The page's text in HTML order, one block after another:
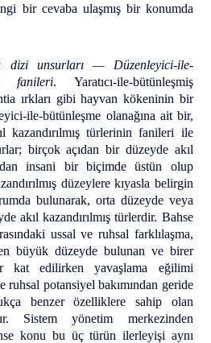
bir cevaba ulaşmış bir konumda
dizi unsurları — Düzenleyici-ile-
fanileri. Yaratıcı-ile-bütünleşmiş
ırkları gibi hayvan kökeninin bir
ile-bütünleşme olanağına ait bir,
türlerinin fanileri ile
birçok açıdan bir düzeyde akıl
insani bir biçimde üstün olup
düzeylere kıyasla belirgin
bulunarak, orta düzeyde veya
akıl kazandırılmış türlerdir. Bahse
ussal ve ruhsal farklılaşma,
büyük düzeyde bulunan ve birer
kat edilirken yavaşlama eğilimi
ruhsal potansiyel bakımından geride
benzer özelliklere sahip olan
Sistem yönetim merkezinden
konu bu üç türün ilerleyişi aynı